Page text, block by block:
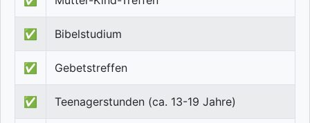
✅ Bibelstudium
✅ Gebetstreffen
✅ Teenagerstunden (ca. 13-19 Jahre)